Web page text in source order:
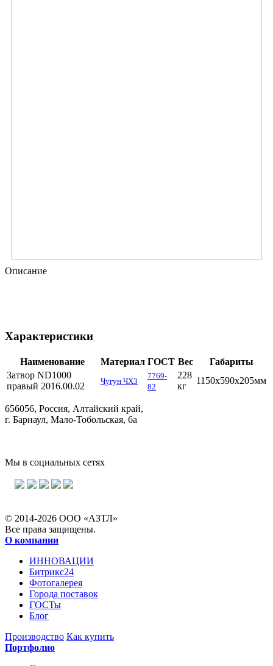
Описание
Характеристики
Наименование Материал ГОСТ Вес
Габариты
Затвор ND1000
правый 2016.00.02
Чугун ЧХ3
7769-
82
228
кг
1150х590х205мм
656056, Россия, Алтайский край,
г. Барнаул, Мало-Тобольская, 6а
Мы в социальных сетях
© 2014-2026 ООО «АЗТЛ»
Все права защищены.
О компании
ИННОВАЦИИ
Битрикс24
Фотогалерея
Города поставок
ГОСТы
Блог
Производство Как купить
Портфолио